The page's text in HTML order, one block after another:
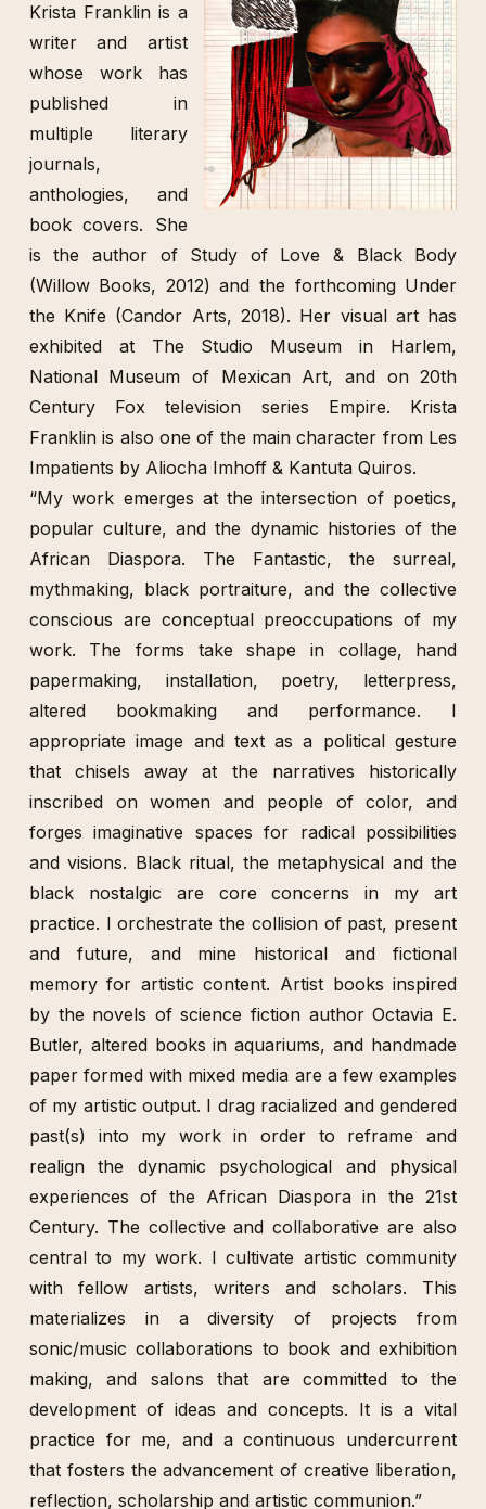
Krista Franklin is a
writer and artist
whose work has
published in
multiple literary
journals,
anthologies, and
book covers. She
is the author of Study of Love & Black Body
(Willow Books, 2012) and the forthcoming Under
the Knife (Candor Arts, 2018). Her visual art has
exhibited at The Studio Museum in Harlem,
National Museum of Mexican Art, and on 20th
Century Fox television series Empire. Krista
Franklin is also one of the main character from Les
Impatients by Aliocha Imhoff & Kantuta Quiros.
“My work emerges at the intersection of poetics,
popular culture, and the dynamic histories of the
African Diaspora. The Fantastic, the surreal,
mythmaking, black portraiture, and the collective
conscious are conceptual preoccupations of my
work. The forms take shape in collage, hand
papermaking, installation, poetry, letterpress,
altered bookmaking and performance. I
appropriate image and text as a political gesture
that chisels away at the narratives historically
inscribed on women and people of color, and
forges imaginative spaces for radical possibilities
and visions. Black ritual, the metaphysical and the
black nostalgic are core concerns in my art
practice. I orchestrate the collision of past, present
and future, and mine historical and fictional
memory for artistic content. Artist books inspired
by the novels of science fiction author Octavia E.
Butler, altered books in aquariums, and handmade
paper formed with mixed media are a few examples
of my artistic output. I drag racialized and gendered
past(s) into my work in order to reframe and
realign the dynamic psychological and physical
experiences of the African Diaspora in the 21st
Century. The collective and collaborative are also
central to my work. I cultivate artistic community
with fellow artists, writers and scholars. This
materializes in a diversity of projects from
sonic/music collaborations to book and exhibition
making, and salons that are committed to the
development of ideas and concepts. It is a vital
practice for me, and a continuous undercurrent
that fosters the advancement of creative liberation,
reflection, scholarship and artistic communion.”